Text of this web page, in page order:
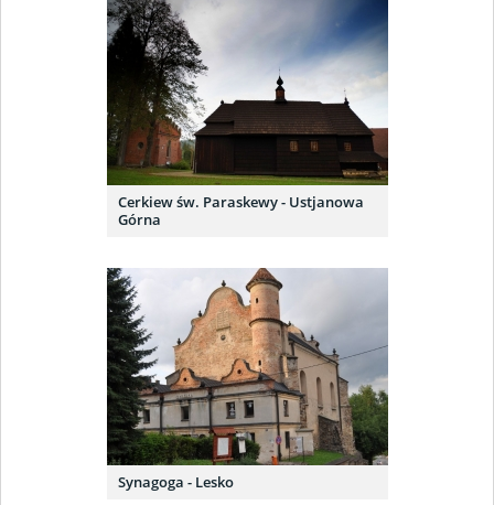
Cerkiew św. Paraskewy - Ustjanowa
Górna
Synagoga - Lesko